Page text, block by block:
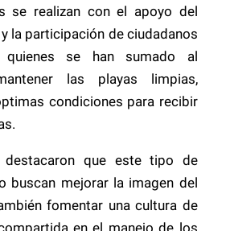
se realizan con el apoyo del
la participación de ciudadanos
quienes se han sumado al
las playas limpias,
condiciones para recibir
destacaron que este tipo de
buscan mejorar la imagen del
fomentar una cultura de